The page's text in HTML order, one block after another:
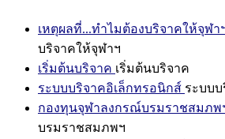
เหตุผลที่...ทำไมต้องบริจาคให้จุฬา
บริจาคให้จุฬาฯ
เริ่มต้นบริจาค เริ่มต้นบริจาค
ระบบบริจาคอิเล็กทรอนิกส์ ระบบ
กองทุนจุฬาลงกรณ์บรมราชสมภพ
บรมราชสมภพฯ